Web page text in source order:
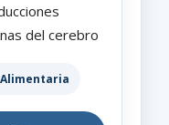
del cerebro